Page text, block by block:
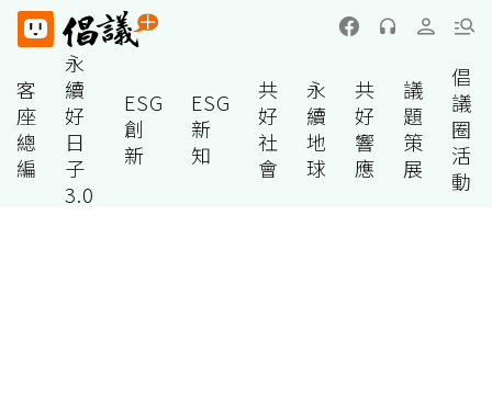
客
座
總
編
永
續
好
日
子
3.0
ESG
創
新
ESG
新
知
共
好
社
會
永
續
地
球
共
好
響
應
議
題
策
展
倡
議
圈
活
動